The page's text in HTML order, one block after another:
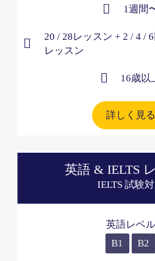
1週間
20 / 28レッスン + 2 / 4 /
レッスン
16歳以
詳しく見る
英語 & IELTS
IELTS 試験
英語レベル
B1
B2